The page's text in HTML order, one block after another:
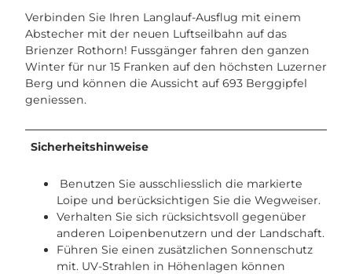
Verbinden Sie Ihren Langlauf-Ausflug mit einem
Abstecher mit der neuen Luftseilbahn auf das
Brienzer Rothorn! Fussgänger fahren den ganzen
Winter für nur 15 Franken auf den höchsten Luzerner
Berg und können die Aussicht auf 693 Berggipfel
geniessen.
Sicherheitshinweise
Benutzen Sie ausschliesslich die markierte
Loipe und berücksichtigen Sie die Wegweiser.
Verhalten Sie sich rücksichtsvoll gegenüber
anderen Loipenbenutzern und der Landschaft.
Führen Sie einen zusätzlichen Sonnenschutz
mit. UV-Strahlen in Höhenlagen können